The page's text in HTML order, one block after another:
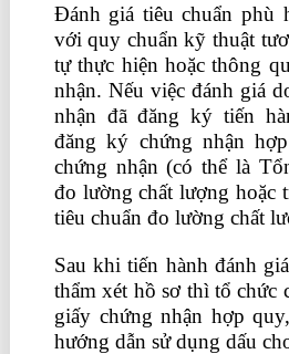
Đánh giá tiêu chuẩn phù
với quy chuẩn kỹ thuật
tự thực hiện hoặc thông
nhận. Nếu việc đánh giá
nhận đã đăng ký tiến
đăng ký chứng nhận
chứng nhận (có thể là
đo lường chất lượng hoặc
tiêu chuẩn đo lường chất
Sau khi tiến hành đánh
thẩm xét hồ sơ thì tổ chức
giấy chứng nhận hợp
hướng dẫn sử dụng dấu